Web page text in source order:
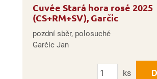
Cuvée Stará hora rosé 2025
(CS+RM+SV), Garčic
pozdní sběr, polosuché
Garčic Jan
Počet
ks